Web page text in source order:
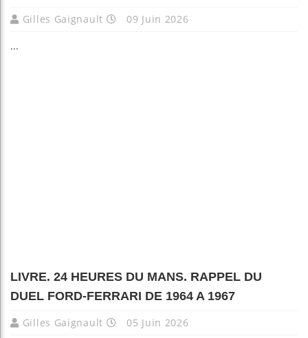
Gilles Gaignault 09 Juin 2026
...
LIVRE. 24 HEURES DU MANS. RAPPEL DU
DUEL FORD-FERRARI DE 1964 A 1967
Gilles Gaignault 05 Juin 2026